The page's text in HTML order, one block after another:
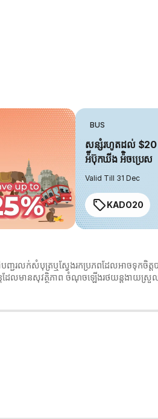
BUS
សន្សំរហូតដល់ $20
អ៉ីប៊ុកឃីង អ៉ិចប្រេស
Valid Till 31 Dec
KADO20
ជរលក់សំបុត្រឬស្វែងរកប្រភពដែលអាចទុកចិត្
តដែលមានសុវត្ថិភាព ចំណុចឡើងរថយន្តងាយ